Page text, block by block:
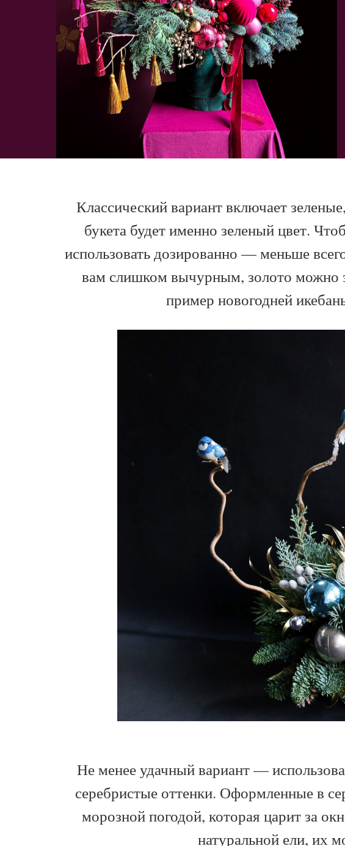
Классический вариант включает
букета будет именно зеленый цвет.
использовать дозированно — меньше
вам слишком вычурным, золото можно
пример новогодней
Не менее удачный вариант —
серебристые оттенки. Оформленные в
морозной погодой, которая царит за
натуральной ели, их